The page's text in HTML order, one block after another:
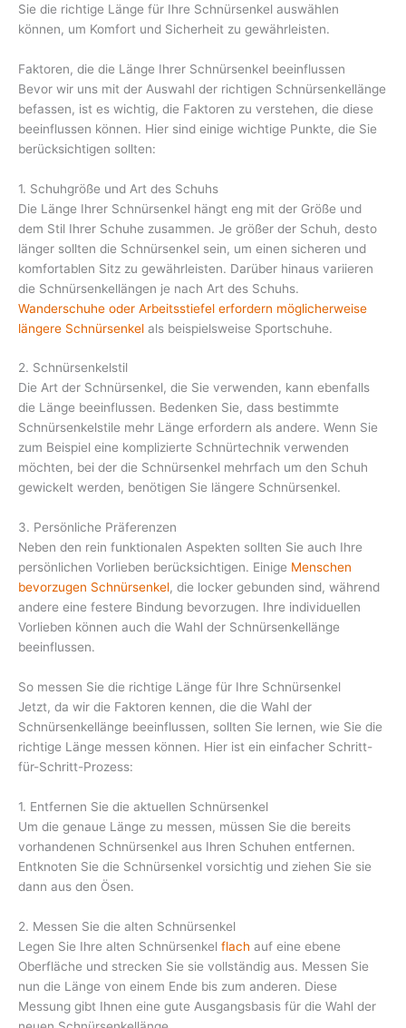
Sie die richtige Länge für Ihre Schnürsenkel auswählen
können, um Komfort und Sicherheit zu gewährleisten.
Faktoren, die die Länge Ihrer Schnürsenkel beeinflussen
Bevor wir uns mit der Auswahl der richtigen Schnürsenkellänge
befassen, ist es wichtig, die Faktoren zu verstehen, die diese
beeinflussen können. Hier sind einige wichtige Punkte, die Sie
berücksichtigen sollten:
1. Schuhgröße und Art des Schuhs
Die Länge Ihrer Schnürsenkel hängt eng mit der Größe und
dem Stil Ihrer Schuhe zusammen. Je größer der Schuh, desto
länger sollten die Schnürsenkel sein, um einen sicheren und
komfortablen Sitz zu gewährleisten. Darüber hinaus variieren
die Schnürsenkellängen je nach Art des Schuhs.
Wanderschuhe oder Arbeitsstiefel erfordern möglicherweise
längere Schnürsenkel als beispielsweise Sportschuhe.
2. Schnürsenkelstil
Die Art der Schnürsenkel, die Sie verwenden, kann ebenfalls
die Länge beeinflussen. Bedenken Sie, dass bestimmte
Schnürsenkelstile mehr Länge erfordern als andere. Wenn Sie
zum Beispiel eine komplizierte Schnürtechnik verwenden
möchten, bei der die Schnürsenkel mehrfach um den Schuh
gewickelt werden, benötigen Sie längere Schnürsenkel.
3. Persönliche Präferenzen
Neben den rein funktionalen Aspekten sollten Sie auch Ihre
persönlichen Vorlieben berücksichtigen. Einige Menschen
bevorzugen Schnürsenkel, die locker gebunden sind, während
andere eine festere Bindung bevorzugen. Ihre individuellen
Vorlieben können auch die Wahl der Schnürsenkellänge
beeinflussen.
So messen Sie die richtige Länge für Ihre Schnürsenkel
Jetzt, da wir die Faktoren kennen, die die Wahl der
Schnürsenkellänge beeinflussen, sollten Sie lernen, wie Sie die
richtige Länge messen können. Hier ist ein einfacher Schritt-
für-Schritt-Prozess:
1. Entfernen Sie die aktuellen Schnürsenkel
Um die genaue Länge zu messen, müssen Sie die bereits
vorhandenen Schnürsenkel aus Ihren Schuhen entfernen.
Entknoten Sie die Schnürsenkel vorsichtig und ziehen Sie sie
dann aus den Ösen.
2. Messen Sie die alten Schnürsenkel
Legen Sie Ihre alten Schnürsenkel flach auf eine ebene
Oberfläche und strecken Sie sie vollständig aus. Messen Sie
nun die Länge von einem Ende bis zum anderen. Diese
Messung gibt Ihnen eine gute Ausgangsbasis für die Wahl der